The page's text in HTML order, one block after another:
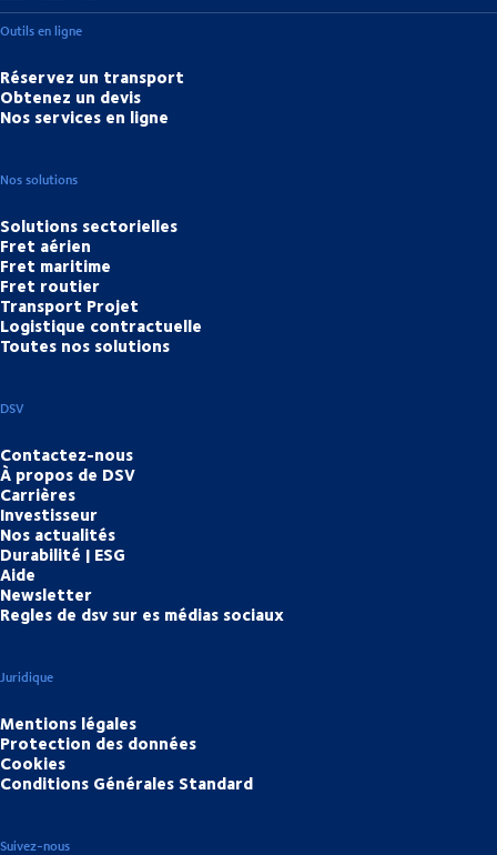
Outils en ligne
Réservez un transport
Obtenez un devis
Nos services en ligne
Nos solutions
Solutions sectorielles
Fret aérien
Fret maritime
Fret routier
Transport Projet
Logistique contractuelle
Toutes nos solutions
DSV
Contactez-nous
À propos de DSV
Carrières
Investisseur
Nos actualités
Durabilité | ESG
Aide
Newsletter
Regles de dsv sur es médias sociaux
Juridique
Mentions légales
Protection des données
Cookies
Conditions Générales Standard
Suivez-nous